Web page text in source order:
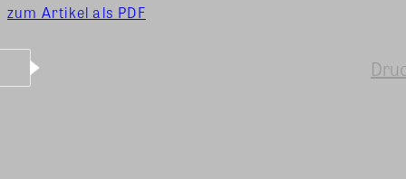
zum Artikel als PDF